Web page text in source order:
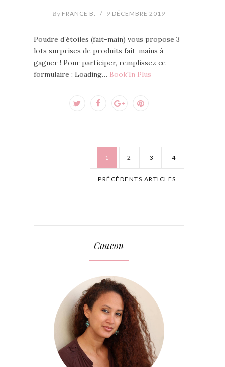
By FRANCE B. / 9 DÉCEMBRE 2019
Poudre d’étoiles (fait-main) vous propose 3
lots surprises de produits fait-mains à
gagner ! Pour participer, remplissez ce
formulaire : Loading… Book'In Plus
1 2 3 4
PRÉCÉDENTS ARTICLES
Coucou